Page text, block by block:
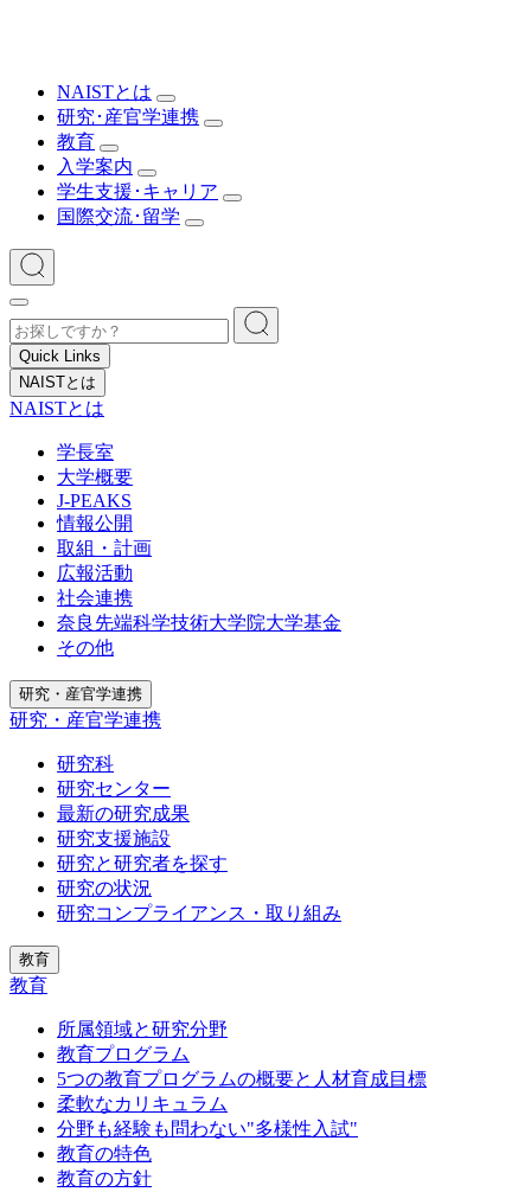
NAISTとは
研究･産官学連携
教育
入学案内
学生支援･キャリア
国際交流･留学
Quick Links
NAISTとは
NAISTとは
学長室
大学概要
J-PEAKS
情報公開
取組・計画
広報活動
社会連携
奈良先端科学技術大学院大学基金
その他
研究・産官学連携
研究・産官学連携
研究科
研究センター
最新の研究成果
研究支援施設
研究と研究者を探す
研究の状況
研究コンプライアンス・取り組み
教育
教育
所属領域と研究分野
教育プログラム
5つの教育プログラムの概要と人材育成目標
柔軟なカリキュラム
分野も経験も問わない"多様性入試"
教育の特色
教育の方針